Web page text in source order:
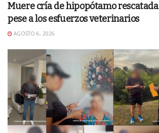
Muere cría de hipopótamo
pese a los esfuerzos veterinarios
AGOSTO 6, 2026